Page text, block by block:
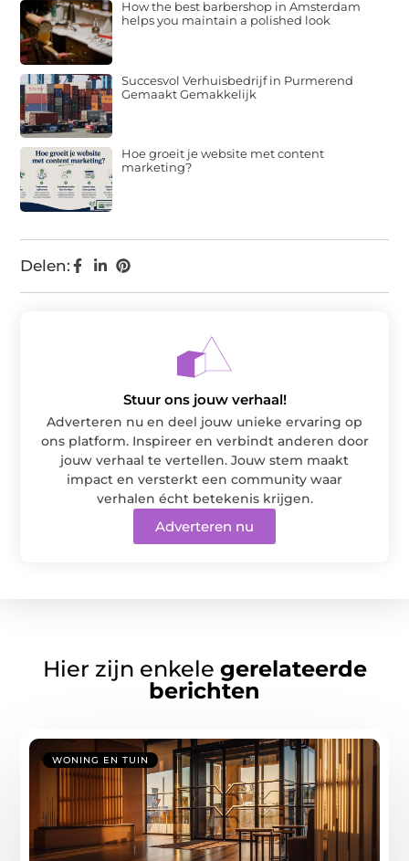
Delen:
How the best barbershop in Amsterdam
helps you maintain a polished look
Succesvol Verhuisbedrijf in Purmerend
Gemaakt Gemakkelijk
Hoe groeit je website met content
marketing?
Stuur ons jouw verhaal!
Adverteren nu en deel jouw unieke ervaring op
ons platform. Inspireer en verbindt anderen door
jouw verhaal te vertellen. Jouw stem maakt
impact en versterkt een community waar
verhalen écht betekenis krijgen.
Adverteren nu
Hier zijn enkele gerelateerde
berichten
WONING EN TUIN